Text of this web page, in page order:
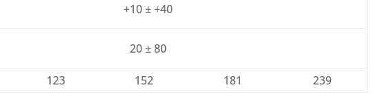
+10 ± +40
20 ± 80
123 152 181 239